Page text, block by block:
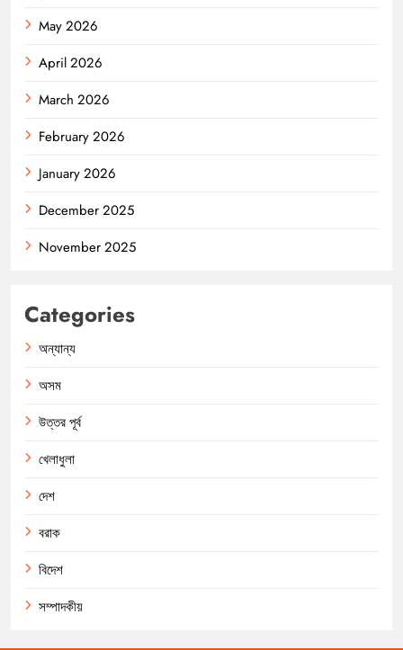
May 2026
April 2026
March 2026
February 2026
January 2026
December 2025
November 2025
Categories
অন্যান্য
অসম
উত্তর পূর্ব
খেলাধুলা
দেশ
বরাক
বিদেশ
সম্পাদকীয়